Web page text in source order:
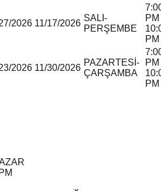
2026 11/17/2026
SALI-
PERŞEMBE
PM
PM
2026 11/30/2026
PAZARTESİ-
ÇARŞAMBA
PM
PM